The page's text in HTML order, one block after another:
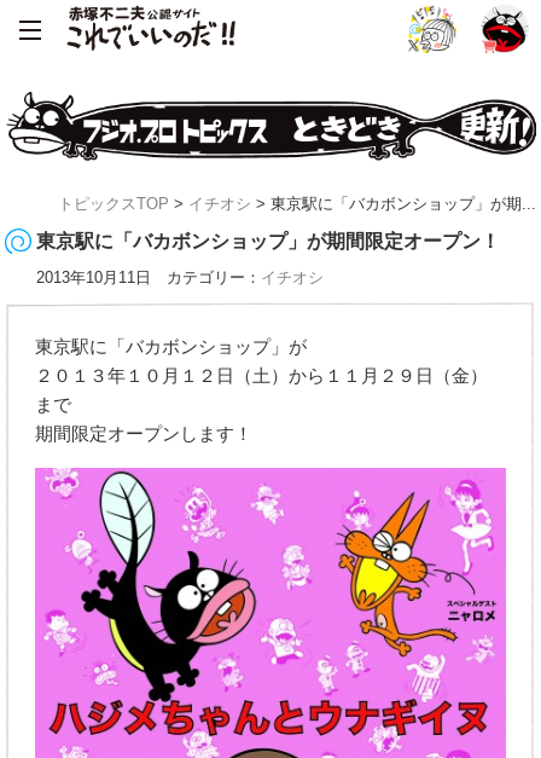
トピックスTOP > イチオシ > 東京駅に「バカボンショップ」が期...
東京駅に「バカボンショップ」が期間限定オープン！
2013年10月11日 カテゴリー： イチオシ
東京駅に「バカボンショップ」が
２０１３年１０月１２日（土）から１１月２９日（金）
まで
期間限定オープンします！